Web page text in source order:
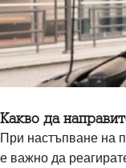
Какво да
При настъпване на
е важно да